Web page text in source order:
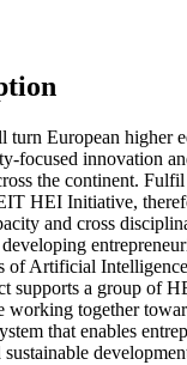
European higher
focused innovation
the continent.
HEI Initiative,
and cross
of Artificial
supports a group of
working together
that enables